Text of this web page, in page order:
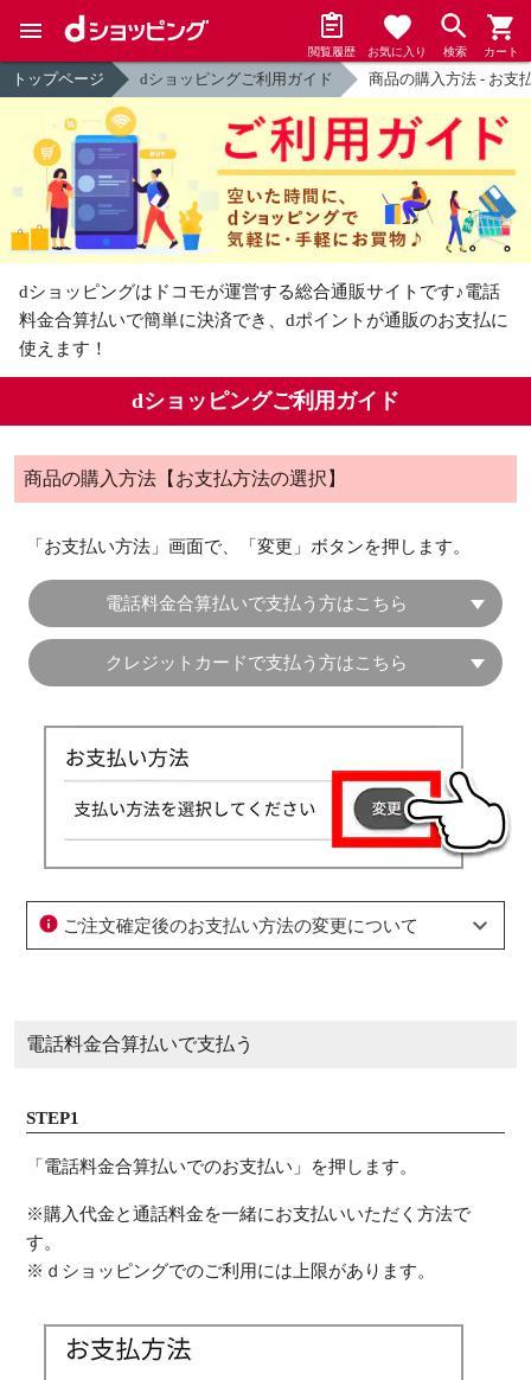
閲覧履歴 お気に入り 検索 カート
トップページ dショッピングご利用ガイド 商品の購入方法 - お支
dショッピングはドコモが運営する総合通販サイトです♪電話
料金合算払いで簡単に決済でき、dポイントが通販のお支払に
使えます！
dショッピングご利用ガイド
商品の購入方法【お支払方法の選択】
「お支払い方法」画面で、「変更」ボタンを押します。
電話料金合算払いで支払う方はこちら
クレジットカードで支払う方はこちら
ご注文確定後のお支払い方法の変更について
電話料金合算払いで支払う
STEP1
「電話料金合算払いでのお支払い」を押します。
※購入代金と通話料金を一緒にお支払いいただく方法で
す。
※ｄショッピングでのご利用には上限があります。